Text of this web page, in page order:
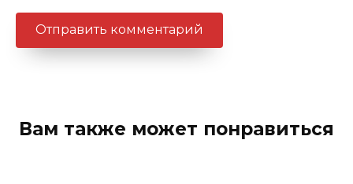
Вам также может понравиться